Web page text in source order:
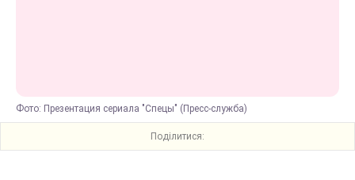
Фото: Презентация сериала "Спецы" (Пресс-служба)
Поділитися: